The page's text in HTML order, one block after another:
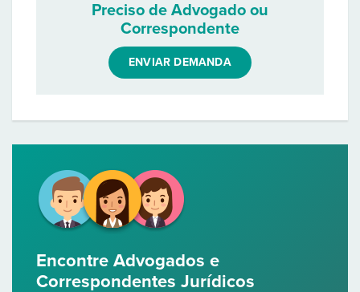
Preciso de Advogado ou
Correspondente
ENVIAR DEMANDA
Encontre Advogados e
Correspondentes Jurídicos